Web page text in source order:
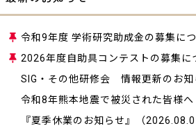
令和9年度 学術研究助成金の募集に
2026年度自助具コンテストの募集に
SIG・その他研修会 情報更新のお知
令和8年熊本地震で被災された皆様へ
『夏季休業のお知らせ』
（